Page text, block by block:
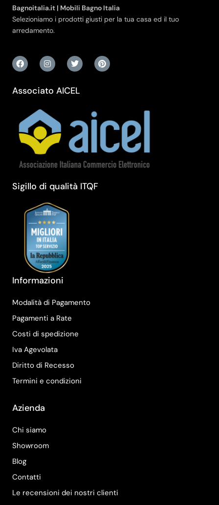
Bagnoitalia.it | Mobili Bagno Italia
Selezioniamo i prodotti giusti per la tua casa ed il tuo
arredamento.
Associato AICEL
Sigillo di qualità ITQF
Informazioni
Modalità di Pagamento
Pagamenti a Rate
Costi di spedizione
Iva Agevolata
Diritto di Recesso
Termini e condizioni
Azienda
Chi siamo
Showroom
Blog
Contatti
Le recensioni dei nostri clienti